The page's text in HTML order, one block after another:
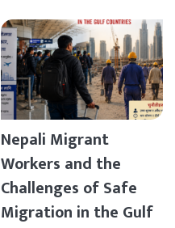
Nepali Migrant
Workers and the
Challenges of Safe
Migration in the Gulf